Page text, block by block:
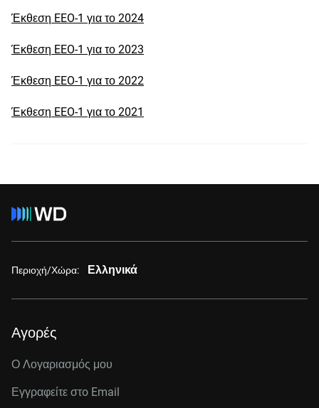
Έκθεση EEO-1 για το 2024
Έκθεση EEO-1 για το 2023
Έκθεση EEO-1 για το 2022
Έκθεση EEO-1 για το 2021
Περιοχή/Χώρα: Ελληνικά
Αγορές
Ο Λογαριασμός μου
Εγγραφείτε στo Email